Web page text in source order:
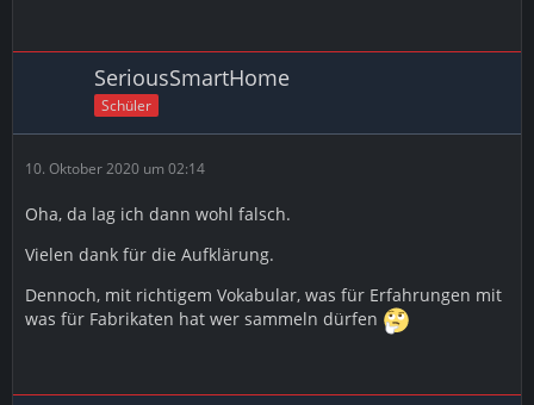
SeriousSmartHome
Schüler
10. Oktober 2020 um 02:14
Oha, da lag ich dann wohl falsch.
Vielen dank für die Aufklärung.
Dennoch, mit richtigem Vokabular, was für Erfahrungen mit
was für Fabrikaten hat wer sammeln dürfen